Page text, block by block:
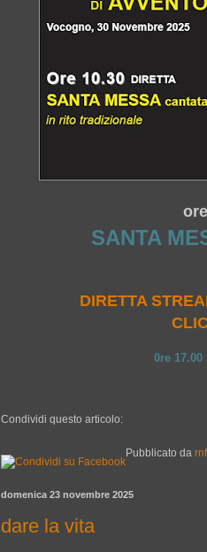
SANTA
DIRETTA
0re 17.00
Condividi questo articolo:
Pubblicato da rnf
domenica 23 novembre 2025
dare la vita